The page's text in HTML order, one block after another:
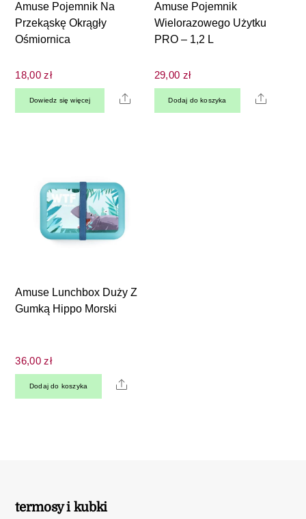
Amuse Pojemnik Na
Przekąskę Okrągły
Ośmiornica
18,00zł
Dowiedz się więcej Share
Amuse Pojemnik
Wielorazowego Użytku
PRO – 1,2 L
29,00 zł
Dodaj do koszyka Share
Amuse Lunchbox Duży Z
Gumką Hippo Morski
36,00zł
Dodaj do koszyka Share
termosy i kubki